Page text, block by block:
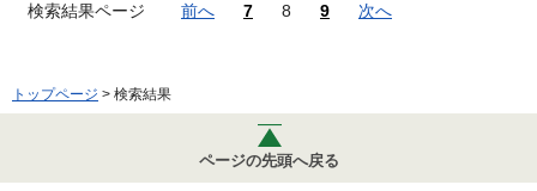
検索結果ページ 前へ 7 8 9 次へ
トップページ > 検索結果
ページの先頭へ戻る